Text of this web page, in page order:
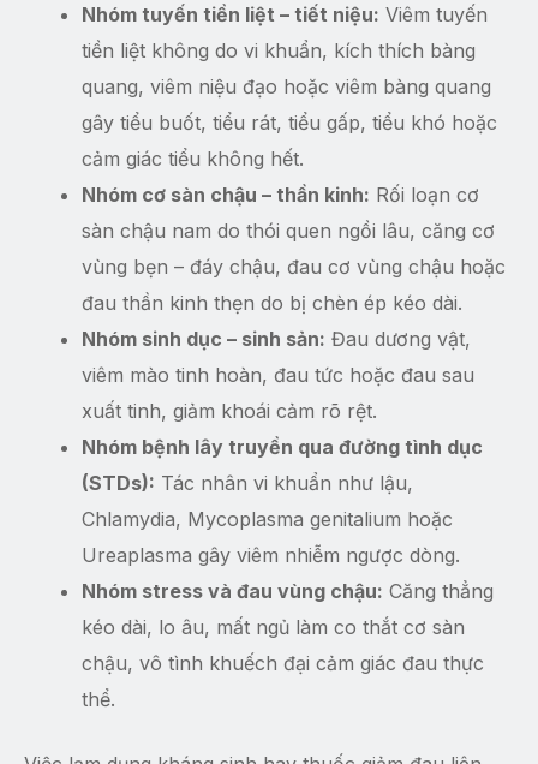
Nhóm tuyến tiền liệt – tiết niệu: Viêm tuyến
tiền liệt không do vi khuẩn, kích thích bàng
quang, viêm niệu đạo hoặc viêm bàng quang
gây tiểu buốt, tiểu rát, tiểu gấp, tiểu khó hoặc
cảm giác tiểu không hết.
Nhóm cơ sàn chậu – thần kinh: Rối loạn cơ
sàn chậu nam do thói quen ngồi lâu, căng cơ
vùng bẹn – đáy chậu, đau cơ vùng chậu hoặc
đau thần kinh thẹn do bị chèn ép kéo dài.
Nhóm sinh dục – sinh sản: Đau dương vật,
viêm mào tinh hoàn, đau tức hoặc đau sau
xuất tinh, giảm khoái cảm rõ rệt.
Nhóm bệnh lây truyền qua đường tình dục
(STDs): Tác nhân vi khuẩn như lậu,
Chlamydia, Mycoplasma genitalium hoặc
Ureaplasma gây viêm nhiễm ngược dòng.
Nhóm stress và đau vùng chậu: Căng thẳng
kéo dài, lo âu, mất ngủ làm co thắt cơ sàn
chậu, vô tình khuếch đại cảm giác đau thực
thể.